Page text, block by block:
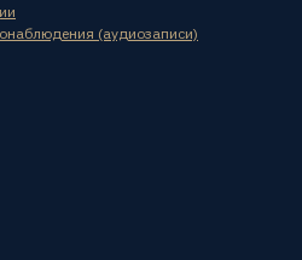
(аудиозаписи)